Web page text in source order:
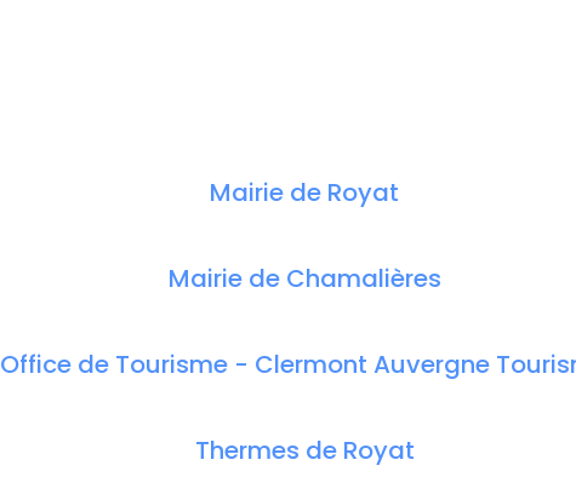
Mairie de Royat
Mairie de Chamalières
Office de Tourisme - Clermont Auvergne
Thermes de Royat